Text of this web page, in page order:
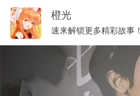
橙光
速来解锁更多精彩故事！